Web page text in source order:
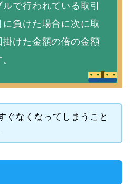
で行われている取引
負けた場合に次に取
けた金額の倍の金額
ぐなくなってしまうこと